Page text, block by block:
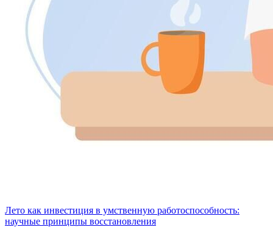
Лето как инвестиция в умственную работоспособность:
научные принципы восстановления